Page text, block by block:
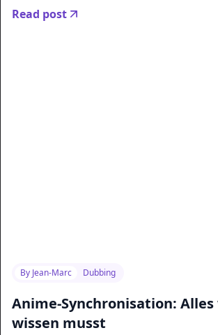
Read post
By Jean-Marc Dubbing
Anime-Synchronisation: Alles
wissen musst